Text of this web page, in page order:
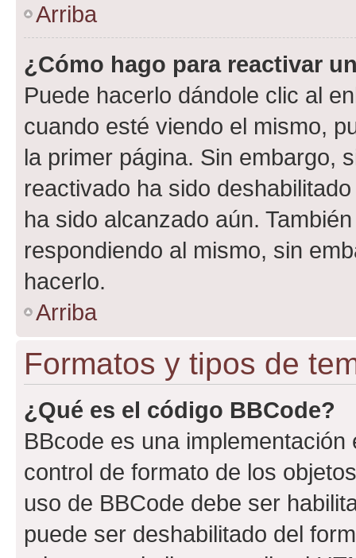
Arriba
¿Cómo hago para reactivar
Puede hacerlo dándole clic al
cuando esté viendo el mismo,
la primer página. Sin embargo,
reactivado ha sido
ha sido alcanzado aún.
respondiendo al mismo, sin
hacerlo.
Arriba
Formatos y tipos de
¿Qué es el código BBCode?
BBcode es una
control de formato de los
uso de BBCode debe ser
puede ser deshabilitado del